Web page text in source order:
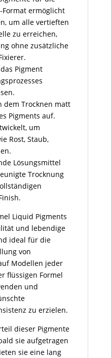
ermöglicht
um alle vertieften
zu erreichen,
ohne zusätzliche
Pigment
dem Trocknen matt
Pigments auf.
um
Rost, Staub,
Lösungsmittel
Trocknung
Liquid Pigments
und lebendige
ideal für die
von
Modellen jeder
flüssigen Formel
und
zu erzielen.
dieser Pigmente
sie aufgetragen
sie eine lang